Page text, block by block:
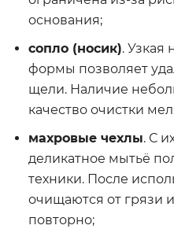
основания;
сопло (носик). Узкая
формы позволяет
щели. Наличие
качество очистки
махровые чехлы. С
деликатное мытьё
техники. После
очищаются от грязи
повторно;